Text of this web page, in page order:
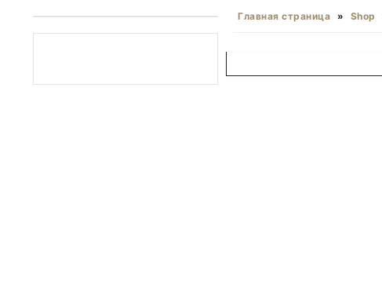
Главная страница » Shop